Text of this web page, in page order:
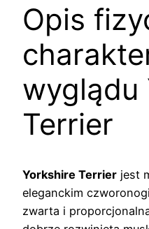
Opis
wyglądu
Terrier
Yorkshire Terrier jest
eleganckim
zwarta i